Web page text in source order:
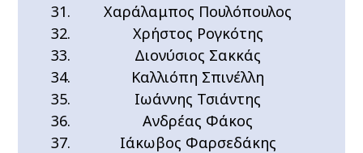
Χαράλαμπος Πουλόπουλος
Χρήστος Ρογκότης
Διονύσιος Σακκάς
Καλλιόπη Σπινέλλη
Ιωάννης Τσιάντης
Ανδρέας Φάκος
Ιάκωβος Φαρσεδάκης